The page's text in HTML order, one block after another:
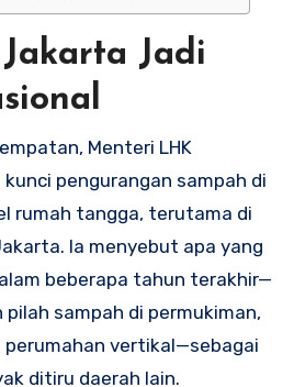
Jadi
Menteri LHK
pengurangan sampah di
rumah tangga, terutama di
Ia menyebut apa yang
beberapa tahun terakhir—
sampah di permukiman,
perumahan vertikal—sebagai
ditiru daerah lain.